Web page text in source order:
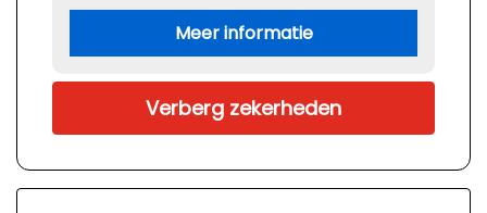
Meer informatie
Verberg zekerheden